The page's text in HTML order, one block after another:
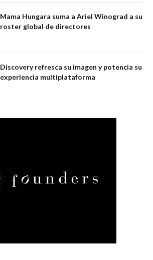
Mama Hungara suma a Ariel Winograd a su
roster global de directores
Discovery refresca su imagen y potencia su
experiencia multiplataforma